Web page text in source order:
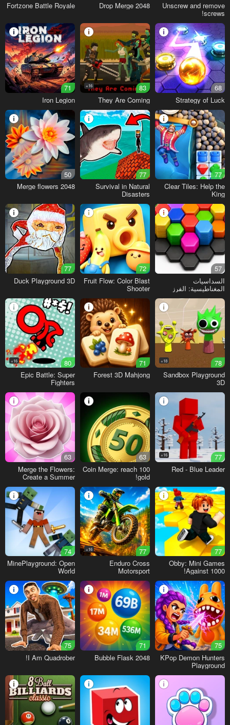
Unscrew and remove
screws!
Drop Merge 2048
Fortzone Battle Royale
68
Strategy of Luck
83
16+
They Are Coming
71
Iron Legion
77
Clear Tiles: Help the
King
77
Survival in Natural
Disasters
50
Merge flowers 2048
57
السداسيات
المغناطيسية: الفرز
72
Fruit Flow: Color Blast
Shooter
77
Duck Playground 3D
78
18+
Sandbox Playground
3D
71
Forest 3D Mahjong
80
16+
Epic Battle: Super
Fighters
77
16+
Red - Blue Leader
63
Coin Merge: reach 100
gold!
63
Merge the Flowers:
Create a Summer
77
Obby: Mini Games
Against 1000!
77
16+
Enduro Cross
Motorsport
74
MinePlayground: Open
World
75
KPop Demon Hunters
Playground
71
Bubble Flask 2048
75
I Am Quadrober!